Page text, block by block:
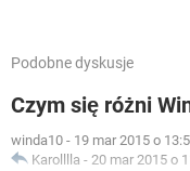
Podobne dyskusje
Czym się różni
winda10 - 19 mar 2015 o
Karolllla - 20 mar 2015 o